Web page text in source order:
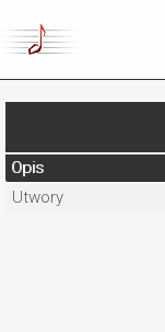
Opis
Utwory